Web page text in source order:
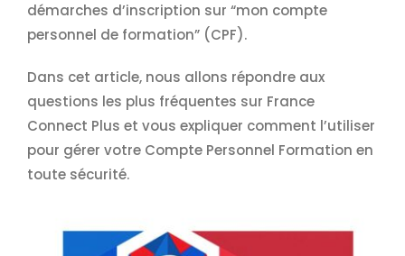
démarches d’inscription sur “mon compte
personnel de formation” (CPF).
Dans cet article, nous allons répondre aux
questions les plus fréquentes sur France
Connect Plus et vous expliquer comment l’utiliser
pour gérer votre Compte Personnel Formation en
toute sécurité.